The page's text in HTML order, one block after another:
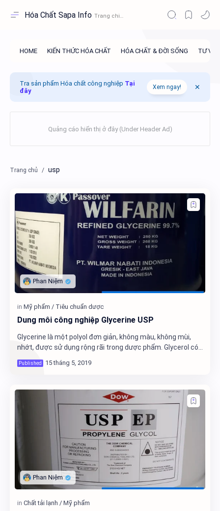
Hóa Chất Sapa Info
Tra sản phẩm Hóa chất công nghiệp Tại
đây
Xem ngay!
usp
Dung môi công nghiệp Glycerine USP
Glycerine là một polyol đơn giản, không màu, không mùi,
nhớt, được sử dụng rộng rãi trong dược phẩm. Glycerol có